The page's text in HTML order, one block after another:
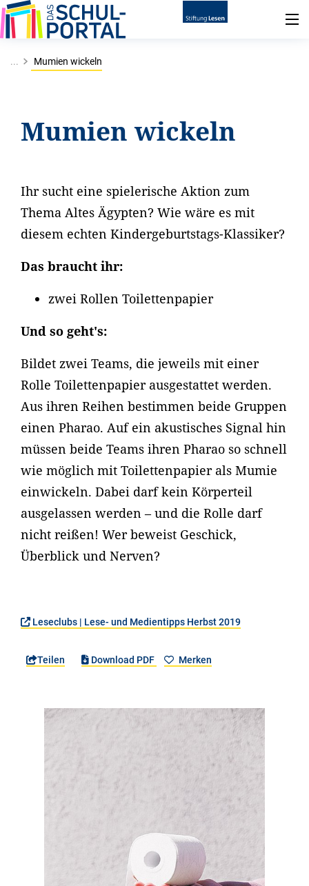
... Mumien wickeln
Mumien wickeln
Ihr sucht eine spielerische Aktion zum
Thema Altes Ägypten? Wie wäre es mit
diesem echten Kindergeburtstags-Klassiker?
Das braucht ihr:
zwei Rollen Toilettenpapier
Und so geht's:
Bildet zwei Teams, die jeweils mit einer
Rolle Toilettenpapier ausgestattet werden.
Aus ihren Reihen bestimmen beide Gruppen
einen Pharao. Auf ein akustisches Signal hin
müssen beide Teams ihren Pharao so schnell
wie möglich mit Toilettenpapier als Mumie
einwickeln. Dabei darf kein Körperteil
ausgelassen werden – und die Rolle darf
nicht reißen! Wer beweist Geschick,
Überblick und Nerven?
Leseclubs | Lese- und Medientipps Herbst 2019
Teilen Download PDF Merken